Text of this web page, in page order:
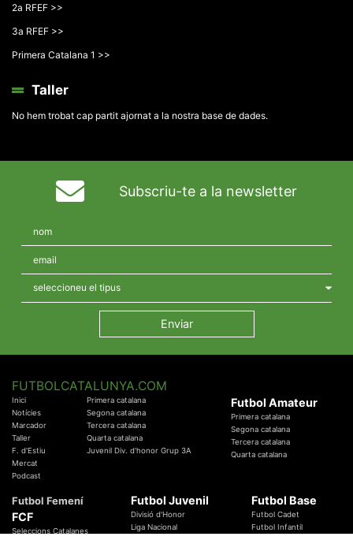
2a RFEF >>
3a RFEF >>
Primera Catalana 1 >>
Taller
No hem trobat cap partit ajornat a la nostra base de dades.
Subscriu-te a la newsletter
FUTBOLCATALUNYA.COM
Inici
Notícies
Marcador
Taller
F. d'Estiu
Mercat
Podcast
Primera catalana
Segona catalana
Tercera catalana
Quarta catalana
Juvenil Div. d'honor Grup 3A
Futbol Amateur
Primera catalana
Segona catalana
Tercera catalana
Quarta catalana
Futbol Femení
FCF
Seleccions Catalanes
Futbol Juvenil
Divisió d'Honor
Liga Nacional
Futbol Base
Futbol Cadet
Futbol Infantil